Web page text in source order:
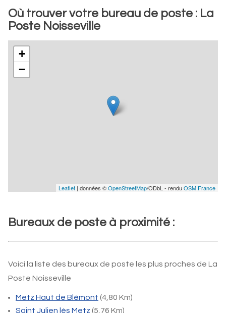
Où trouver votre bureau de poste : La
Poste Noisseville
+
−
Leaflet | données ©OpenStreetMap/ODbL - renduOSM France
Bureaux de poste à proximité :
Voici la liste des bureaux de poste les plus proches de La
Poste Noisseville
Metz Haut de Blémont (4,80 Km)
Saint Julien lès Metz (5,76 Km)